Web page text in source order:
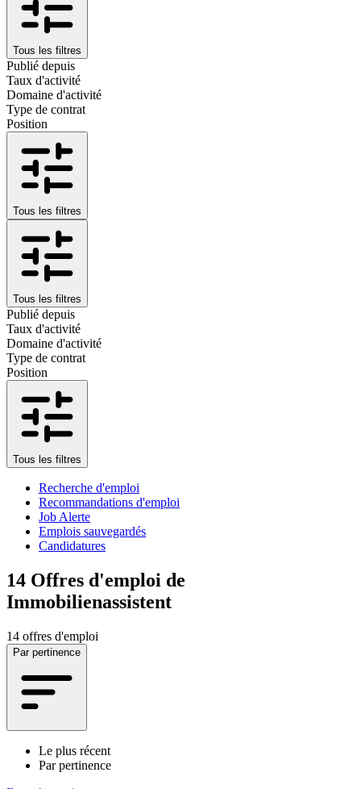
Tous les filtres
Publié depuis
Taux d'activité
Domaine d'activité
Type de contrat
Position
Tous les filtres
Tous les filtres
Publié depuis
Taux d'activité
Domaine d'activité
Type de contrat
Position
Tous les filtres
Recherche d'emploi
Recommandations d'emploi
Job Alerte
Emplois sauvegardés
Candidatures
14 Offres d'emploi de
Immobilienassistent
14 offres d'emploi
Par pertinence
Le plus récent
Par pertinence